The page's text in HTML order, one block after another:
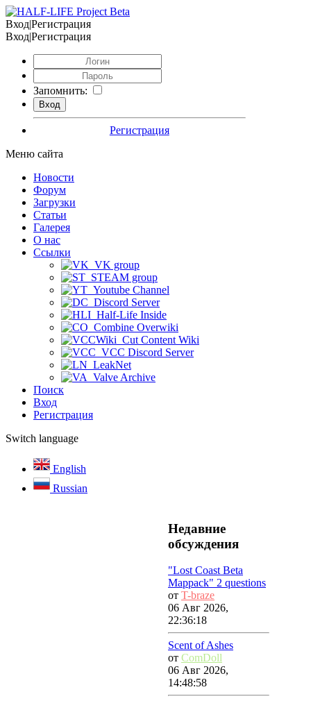
Вход|Регистрация
Вход|Регистрация
Запомнить:
Регистрация
Меню сайта
Новости
Форум
Загрузки
Статьи
Галерея
О нас
Ссылки
VK group
STEAM group
Youtube Channel
Discord Server
Half-Life Inside
Combine Overwiki
Cut Content Wiki
VCC Discord Server
LeakNet
Valve Archive
Поиск
Вход
Регистрация
Switch language
English
Russian
Недавние
обсуждения
"Lost Coast Beta
Mappack" 2 questions
от T-braze
06 Авг 2026,
22:36:18
Scent of Ashes
от ComDoll
06 Авг 2026,
14:48:58